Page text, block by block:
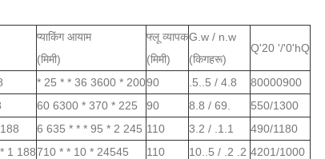
प्याकिंग आयाम
(मिमी)
फ्लू व्यापक
(मिमी)
G.w / n.w
(किगहरू)
Q'20 '/'0'hQ
* 25 * * 36 3600 * 20090 .5..5 / 4.8
80000900
60 6300 * 370 * 225 90 8.8 / 69.
550/1300
6 635 * * * 95 * 2 245 110 3.2 / .1.1
490/1180
1 188710 * * 10 * 24545 110 10..5 / .2 .2 4201/1000